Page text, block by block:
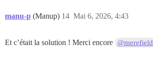
manu-p (Manup) Mai 6, 2026, 4:43
14
Et c’était la solution ! Merci encore @merefield